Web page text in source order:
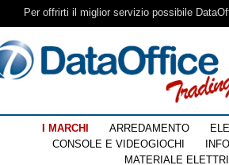
Per offrirti il miglior servizio possibile
I MARCHI ARREDAMENTO
CONSOLE E VIDEOGIOCHI
MATERIALE